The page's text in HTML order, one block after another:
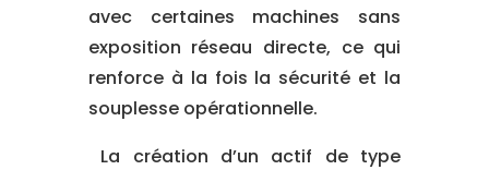
avec certaines machines sans
exposition réseau directe, ce qui
renforce à la fois la sécurité et la
souplesse opérationnelle.
La création d’un actif de type